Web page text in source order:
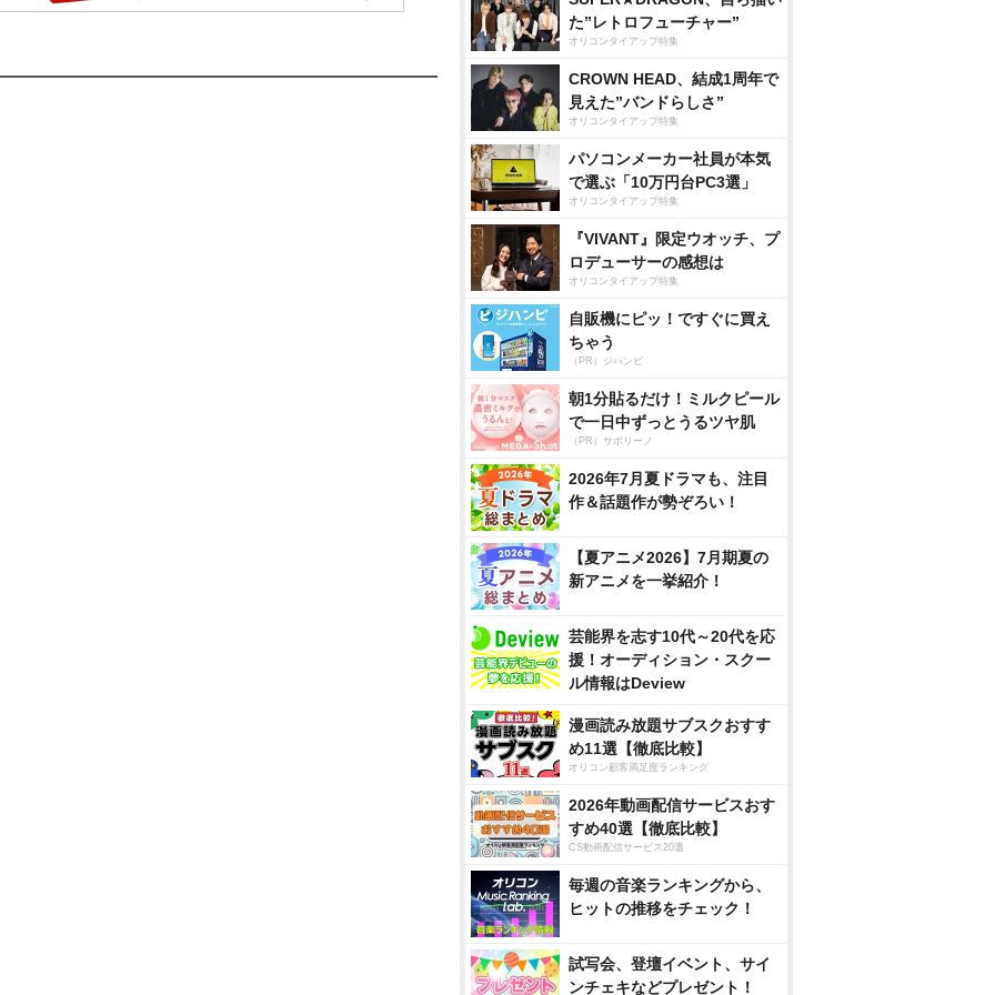
た”レトロフューチャー”
オリコンタイアップ特集
CROWN HEAD、結成1周年で
見えた”バンドらしさ”
オリコンタイアップ特集
パソコンメーカー社員が本気
で選ぶ「10万円台PC3選」
オリコンタイアップ特集
『VIVANT』限定ウオッチ、プ
ロデューサーの感想は
オリコンタイアップ特集
自販機にピッ！ですぐに買え
ちゃう
（PR）ジハンピ
朝1分貼るだけ！ミルクピール
で一日中ずっとうるツヤ肌
（PR）サボリーノ
2026年7月夏ドラマも、注目
作＆話題作が勢ぞろい！
【夏アニメ2026】7月期夏の
新アニメを一挙紹介！
芸能界を志す10代～20代を応
援！オーディション・スクー
ル情報はDeview
漫画読み放題サブスクおすす
め11選【徹底比較】
オリコン顧客満足度ランキング
2026年動画配信サービスおす
すめ40選【徹底比較】
CS動画配信サービス20選
毎週の音楽ランキングから、
ヒットの推移をチェック！
試写会、登壇イベント、サイ
ンチェキなどプレゼント！